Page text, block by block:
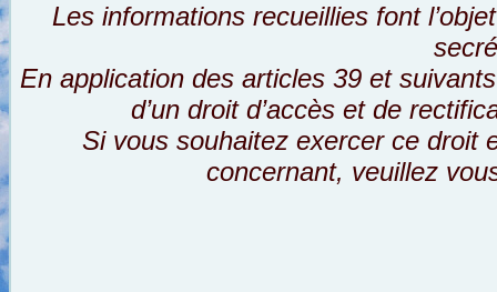
Les informations recueillies font
En application des articles 39 et
d’un droit d’accès et de
Si vous souhaitez exercer ce droit
concernant, veuillez